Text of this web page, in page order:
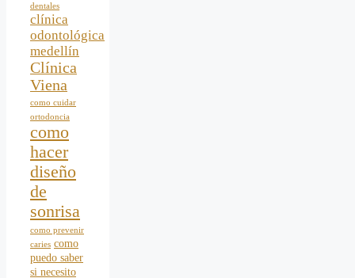
dentales
clínica
odontológica
medellín
Clínica
Viena
como cuidar
ortodoncia
como
hacer
diseño
de
sonrisa
como prevenir
caries como
puedo saber
si necesito